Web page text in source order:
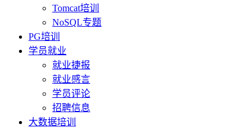
Tomcat培训
NoSQL专题
PG培训
学员就业
就业捷报
就业感言
学员评论
招聘信息
大数据培训